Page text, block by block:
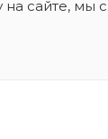
на сайте, мы